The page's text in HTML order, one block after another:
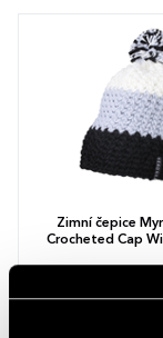
Zimní čepice
Crocheted Cap